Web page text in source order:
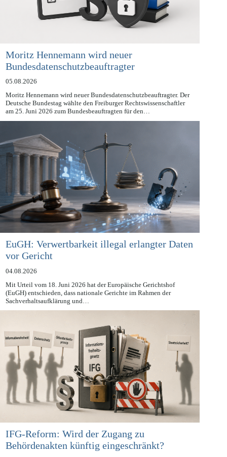
Moritz Hennemann wird neuer
Bundesdatenschutzbeauftragter
05.08.2026
Moritz Hennemann wird neuer Bundesdatenschutzbeauftragter. Der
Deutsche Bundestag wählte den Freiburger Rechtswissenschaftler
am 25. Juni 2026 zum Bundesbeauftragten für den…
EuGH: Verwertbarkeit illegal erlangter Daten
vor Gericht
04.08.2026
Mit Urteil vom 18. Juni 2026 hat der Europäische Gerichtshof
(EuGH) entschieden, dass nationale Gerichte im Rahmen der
Sachverhaltsaufklärung und…
IFG-Reform: Wird der Zugang zu
Behördenakten künftig eingeschränkt?